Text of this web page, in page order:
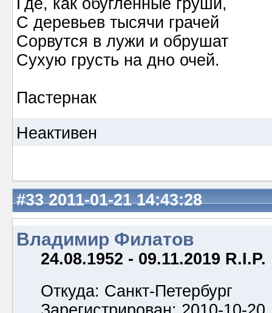
С деревьев тысячи грачей
Сорвутся в лужи и обрушат
Сухую грусть на дно очей.
Пастернак
Неактивен
#332011-01-21 14:43:28
Владимир Филатов
24.08.1952 - 09.11.2019 R.I.P.
Откуда: Санкт-Петербург